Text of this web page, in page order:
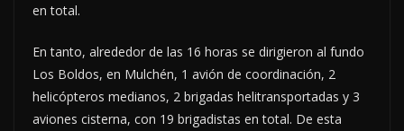
en total.
En tanto, alrededor de las 16 horas se dirigieron al fundo
Los Boldos, en Mulchén, 1 avión de coordinación, 2
helicópteros medianos, 2 brigadas helitransportadas y 3
aviones cisterna, con 19 brigadistas en total. De esta